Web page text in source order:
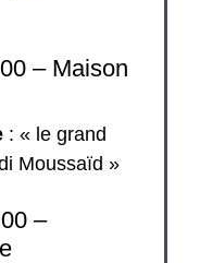
– Maison
: « le grand
Moussaïd »
–